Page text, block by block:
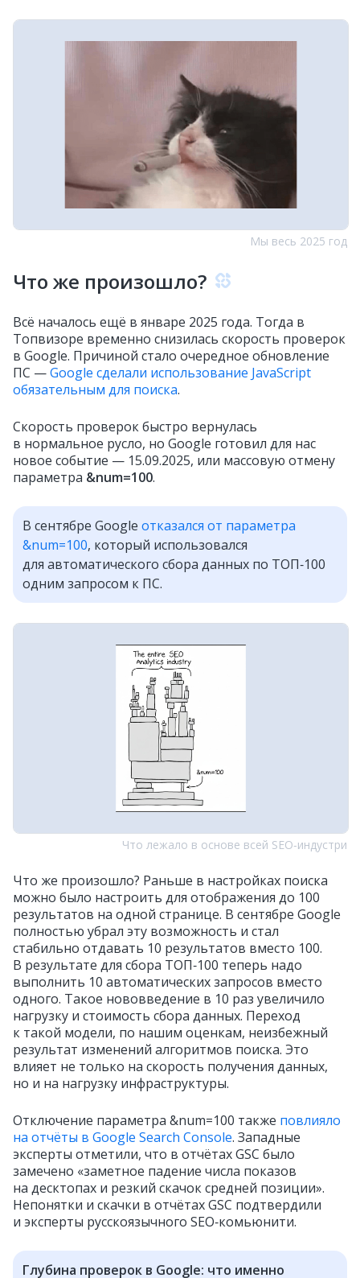
Мы весь 2025 год
Что же произошло?
Всё началось ещё в январе 2025 года. Тогда в
Топвизоре временно снизилась скорость проверок
в Google. Причиной стало очередное обновление
ПС —Google сделали использование JavaScript
обязательным для поиска.
Скорость проверок быстро вернулась
в нормальное русло, но Google готовил для нас
новое событие — 15.09.2025, или массовую отмену
параметра &num=100.
В сентябре Google отказался от параметра
&num=100, который использовался
для автоматического сбора данных по ТОП‑100
одним запросом к ПС.
Что лежало в основе всей SEO‑индустри
Что же произошло? Раньше в настройках поиска
можно было настроить для отображения до 100
результатов на одной странице. В сентябре Google
полностью убрал эту возможность и стал
стабильно отдавать 10 результатов вместо 100.
В результате для сбора ТОП‑100 теперь надо
выполнить 10 автоматических запросов вместо
одного. Такое нововведение в 10 раз увеличило
нагрузку и стоимость сбора данных. Переход
к такой модели, по нашим оценкам, неизбежный
результат изменений алгоритмов поиска. Это
влияет не только на скорость получения данных,
но и на нагрузку инфраструктуры.
Отключение параметра &num=100 также повлияло
на отчёты в Google Search Console. Западные
эксперты отметили, что в отчётах GSC было
замечено «заметное падение числа показов
на десктопах и резкий скачок средней позиции».
Непонятки и скачки в отчётах GSC подтвердили
и эксперты русскоязычного SEO‑комьюнити.
Глубина проверок в Google: что именно